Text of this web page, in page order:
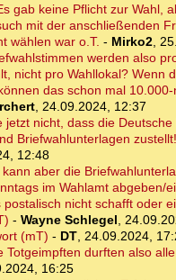
gab keine Pflicht zur Wahl,
mit der anschließenden
wählen war o.T. - Mirko2,
werden also
nicht pro Wahllokal? Wenn
das schon mal
, 24.09.2024, 12:37
jetzt nicht, dass die
Briefwahlunterlagen zustellt!
12:48
kann aber die
im Wahlamt abgeben/
postalisch nicht schafft oder
- Wayne Schlegel,
(mT) - DT, 24.09.2024,
Totgeimpften durften also
16:25